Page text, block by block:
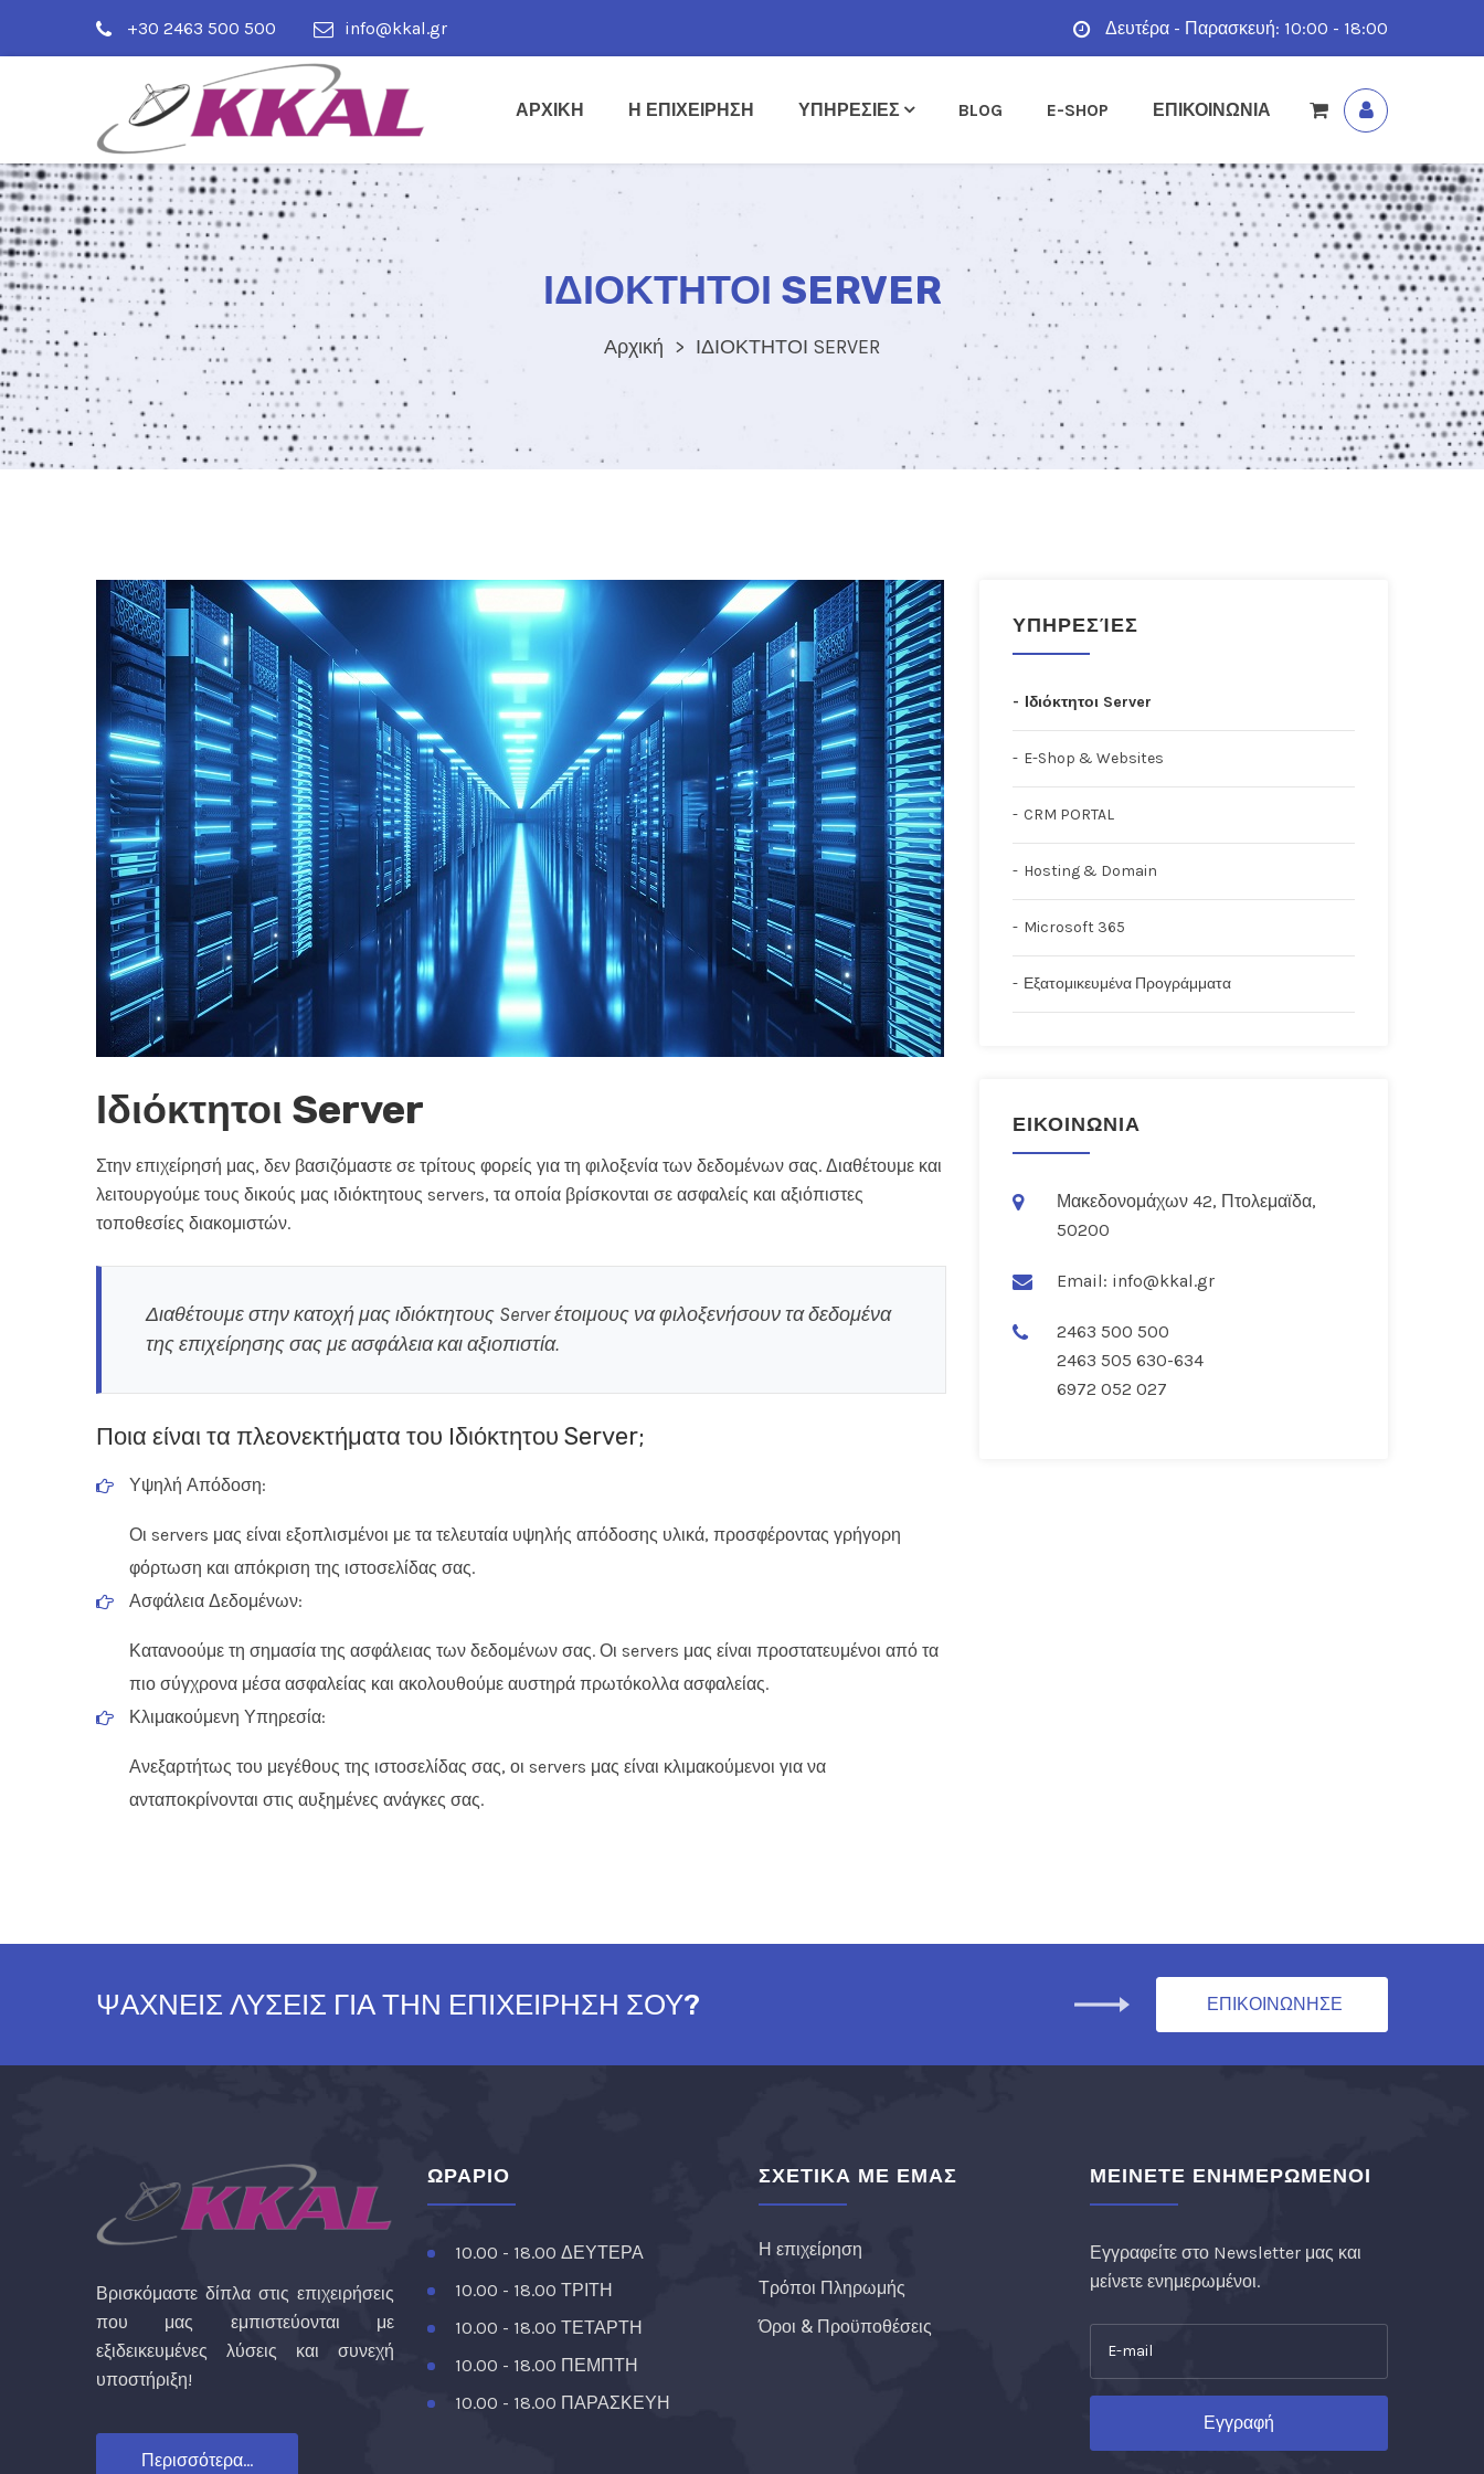
+30 2463 500 500 info@kkal.gr Δευτέρα - Παρασκευή: 10:00 - 18:00
ΑΡΧΙΚΗ Η ΕΠΙΧΕΙΡΗΣΗ ΥΠΗΡΕΣΙΕΣ BLOG E-SHOP ΕΠΙΚΟΙΝΩΝΙΑ
ΙΔΙΟΚΤΗΤΟΙ SERVER
Αρχική ΙΔΙΟΚΤΗΤΟΙ SERVER
Ιδιόκτητοι Server
Στην επιχείρησή μας, δεν βασιζόμαστε σε τρίτους φορείς για τη φιλοξενία των δεδομένων σας. Διαθέτουμε και
λειτουργούμε τους δικούς μας ιδιόκτητους servers, τα οποία βρίσκονται σε ασφαλείς και αξιόπιστες
τοποθεσίες διακομιστών.
Διαθέτουμε στην κατοχή μας ιδιόκτητους Server έτοιμους να φιλοξενήσουν τα δεδομένα
της επιχείρησης σας με ασφάλεια και αξιοπιστία​.
Ποια είναι τα πλεονεκτήματα του Ιδιόκτητου Server;
Υψηλή Απόδοση:
Οι servers μας είναι εξοπλισμένοι με τα τελευταία υψηλής απόδοσης υλικά, προσφέροντας γρήγορη
φόρτωση και απόκριση της ιστοσελίδας σας.
Ασφάλεια Δεδομένων:
Κατανοούμε τη σημασία της ασφάλειας των δεδομένων σας. Οι servers μας είναι προστατευμένοι από τα
πιο σύγχρονα μέσα ασφαλείας και ακολουθούμε αυστηρά πρωτόκολλα ασφαλείας.
Κλιμακούμενη Υπηρεσία:
Ανεξαρτήτως του μεγέθους της ιστοσελίδας σας, οι servers μας είναι κλιμακούμενοι για να
ανταποκρίνονται στις αυξημένες ανάγκες σας.
ΥΠΗΡΕΣΊΕΣ
Ιδιόκτητοι Server
E-Shop & Websites
CRM PORTAL
Hosting & Domain
Microsoft 365
Εξατομικευμένα Προγράμματα
ΕΙΚΟΙΝΩΝΙΑ
Μακεδονομάχων 42, Πτολεμαϊδα,
50200
Email: info@kkal.gr
2463 500 500
2463 505 630-634
6972 052 027
ΨΑΧΝΕΙΣ ΛΥΣΕΙΣ ΓΙΑ ΤΗΝ ΕΠΙΧΕΙΡΗΣΗ ΣΟΥ? ΕΠΙΚΟΙΝΩΝΗΣΕ
Βρισκόμαστε δίπλα στις επιχειρήσεις
που μας εμπιστεύονται με
εξιδεικευμένες λύσεις και συνεχή
υποστήριξη!
Περισσότερα...
ΩΡΑΡΙΟ
10.00 - 18.00 ΔΕΥΤΕΡΑ
10.00 - 18.00 ΤΡΙΤΗ
10.00 - 18.00 ΤΕΤΑΡΤΗ
10.00 - 18.00 ΠΕΜΠΤΗ
10.00 - 18.00 ΠΑΡΑΣΚΕΥΗ
ΣΧΕΤΙΚΑ ΜΕ ΕΜΑΣ
Η επιχείρηση
Τρόποι Πληρωμής
Όροι & Προϋποθέσεις
ΜΕΙΝΕΤΕ ΕΝΗΜΕΡΩΜΕΝΟΙ
Εγγραφείτε στο Newsletter μας και
μείνετε ενημερωμένοι.
Εγγραφή